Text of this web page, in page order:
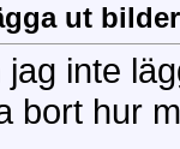
ut
jag inte
bort hur